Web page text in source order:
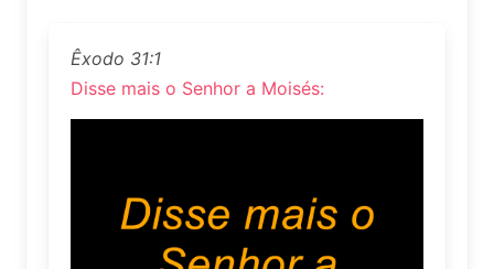
Êxodo 31:1
Disse mais o Senhor a Moisés: